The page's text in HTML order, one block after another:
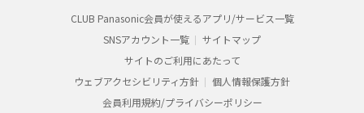
CLUB Panasonic会員が使えるアプリ/サービス一覧
SNSアカウント一覧
サイトマップ
サイトのご利用にあたって
ウェブアクセシビリティ方針
個人情報保護方針
会員利用規約/プライバシーポリシー